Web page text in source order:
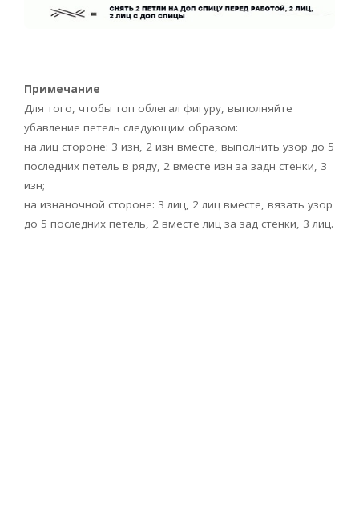
Примечание
Для того, чтобы топ облегал фигуру, выполняйте
убавление петель следующим образом:
на лиц стороне: 3 изн, 2 изн вместе, выполнить узор до 5
последних петель в ряду, 2 вместе изн за задн стенки, 3
изн;
на изнаночной стороне: 3 лиц, 2 лиц вместе, вязать узор
до 5 последних петель, 2 вместе лиц за зад стенки, 3 лиц.